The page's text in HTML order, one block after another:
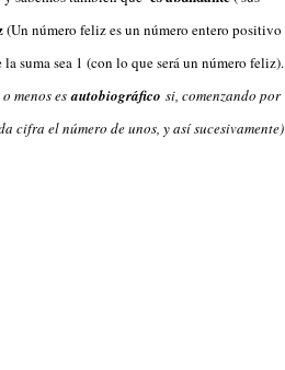
(Un número feliz es un número entero positivo
suma sea 1 (con lo que será un número feliz).
menos esautobiográfico si, comenzando por
cifra el número de unos, y así sucesivamente)